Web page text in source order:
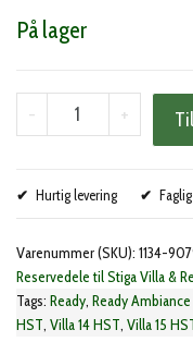
På lager
-
Stiga
rem
-
(1134-
9079-
01)
+
Hurtig levering
Varenummer (SKU): 1134-
Reservedele til Stiga Villa &
Tags: Ready Ready
HST Villa 14 HST Villa 15